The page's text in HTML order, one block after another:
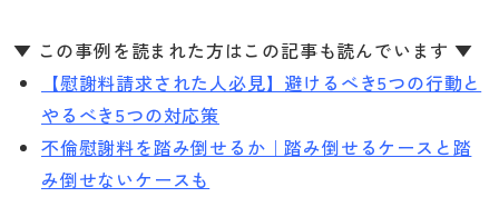
▼ この事例を読まれた方はこの記事も読んでいます ▼
【慰謝料請求された人必見】避けるべき5つの行動と
やるべき5つの対応策
不倫慰謝料を踏み倒せるか｜踏み倒せるケースと踏
み倒せないケースも